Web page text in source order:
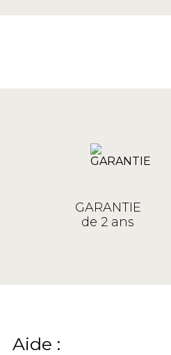
GARANTIE
de 2 ans
Aide :